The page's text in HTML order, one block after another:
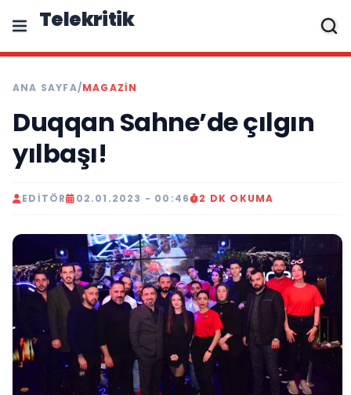
Telekritik
ANA SAYFA/MAGAZIN
Duqqan Sahne’de çılgın
yılbaşı!
EDITÖR 02.01.2023 - 00:46 2 DK OKUMA